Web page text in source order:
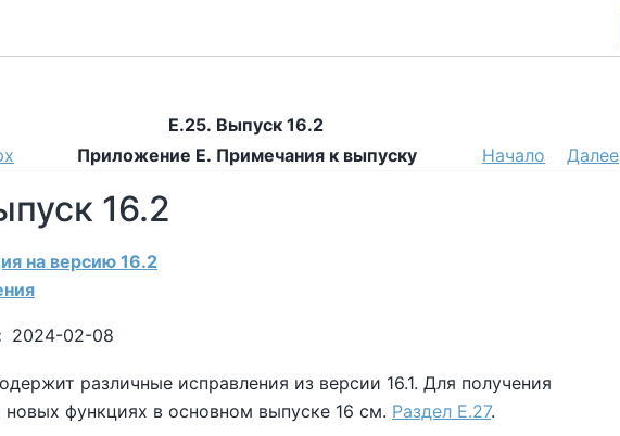
E.25. Выпуск 16.2
Приложение E. Примечания к выпуску Начало Далее
16.2
на версию 16.2
2024-02-08
различные исправления из версии 16.1. Для получения
функциях в основном выпуске 16 см. Раздел E.27.